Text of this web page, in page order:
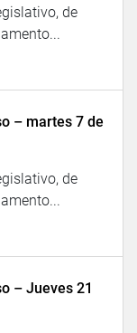
de
– martes 7 de
de
– Jueves 21